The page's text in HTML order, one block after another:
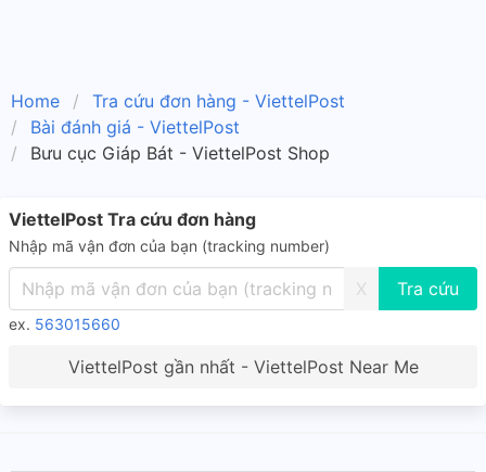
Home
Tra cứu đơn hàng - ViettelPost
Bài đánh giá - ViettelPost
Bưu cục Giáp Bát - ViettelPost Shop
ViettelPost Tra cứu đơn hàng
Nhập mã vận đơn của bạn (tracking number)
X
ex. 563015660
ViettelPost gần nhất - ViettelPost Near Me